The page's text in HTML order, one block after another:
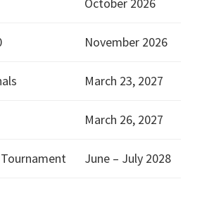
October 2026
November 2026
March 23, 2027
March 26, 2027
June – July 2028